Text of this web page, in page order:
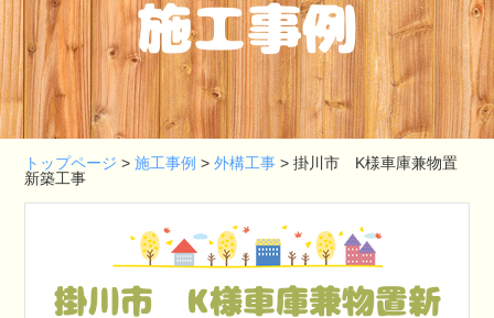
施工事例
トップページ >施工事例 >外構工事 >掛川市 K様車庫兼物置
新築工事
掛川市 K様車庫兼物置新